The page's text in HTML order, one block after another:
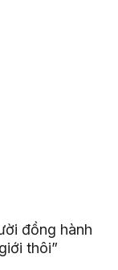
đồng hành
thôi”